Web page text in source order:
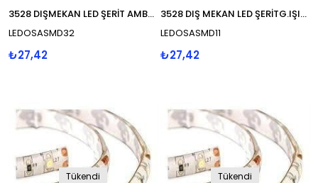
3528 DIŞMEKAN LED ŞERİT AMBER TURUNCU
LEDOSASMD32
₺27,42
3528 DIŞ MEKAN LED ŞERİTG.IŞIĞI
LEDOSASMD11
₺27,42
Tükendi Tükendi